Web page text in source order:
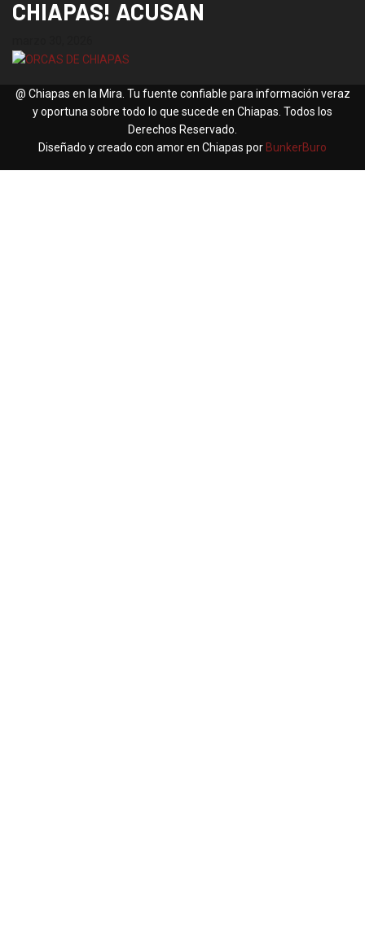
CHIAPAS! ACUSAN
@ Chiapas en la Mira. Tu fuente confiable para información veraz
y oportuna sobre todo lo que sucede en Chiapas. Todos los
Derechos Reservado.
Diseñado y creado con amor en Chiapas por BunkerBuro